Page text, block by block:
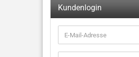
Kundenlogin